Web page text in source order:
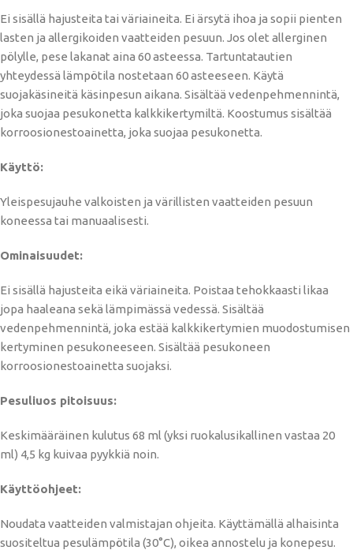
Ei sisällä hajusteita tai väriaineita. Ei ärsytä ihoa ja sopii pienten
lasten ja allergikoiden vaatteiden pesuun. Jos olet allerginen
pölylle, pese lakanat aina 60 asteessa. Tartuntatautien
yhteydessä lämpötila nostetaan 60 asteeseen. Käytä
suojakäsineitä käsinpesun aikana. Sisältää vedenpehmennintä,
joka suojaa pesukonetta kalkkikertymiltä. Koostumus sisältää
korroosionestoainetta, joka suojaa pesukonetta.
Käyttö:
Yleispesujauhe valkoisten ja värillisten vaatteiden pesuun
koneessa tai manuaalisesti.
Ominaisuudet:
Ei sisällä hajusteita eikä väriaineita. Poistaa tehokkaasti likaa
jopa haaleana sekä lämpimässä vedessä. Sisältää
vedenpehmennintä, joka estää kalkkikertymien muodostumisen
kertyminen pesukoneeseen. Sisältää pesukoneen
korroosionestoainetta suojaksi.
Pesuliuos pitoisuus:
Keskimääräinen kulutus 68 ml (yksi ruokalusikallinen vastaa 20
ml) 4,5 kg kuivaa pyykkiä noin.
Käyttöohjeet:
Noudata vaatteiden valmistajan ohjeita. Käyttämällä alhaisinta
suositeltua pesulämpötila (30°C), oikea annostelu ja konepesu.